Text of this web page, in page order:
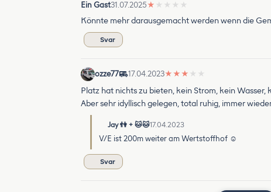
Ein Gast31.07.2025★ ★ ★ ★ ★
Könnte mehr darausgemacht werden wenn die
Svar
ozze77 17.04.2023★ ★ ★ ★ ★
Platz hat nichts zu bieten, kein Strom, kein Wasser,
Aber sehr idyllisch gelegen, total ruhig, immer
Jay 👫 + 🐱🐱17.04.2023
V/E ist 200m weiter am Wertstoffhof ☺️
Svar